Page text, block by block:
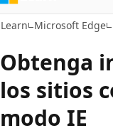
Learn Microsoft Edge
Obtenga
los sitios
modo IE